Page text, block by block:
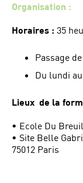
Organisation :
Horaires : 35
Passage
Du lundi
Lieux de la
• Ecole Du
• Site Belle
75012 Paris